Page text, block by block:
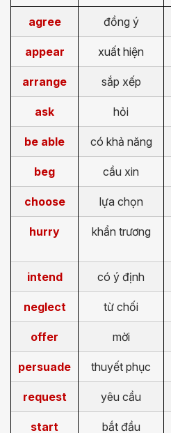
agree đồng ý
appear xuất hiện
arrange sắp xếp
ask hỏi
be able có khả năng
beg cầu xin
choose lựa chọn
hurry khẩn trương
intend có ý định
neglect từ chối
offer mời
persuade thuyết phục
request yêu cầu
start bắt đầu